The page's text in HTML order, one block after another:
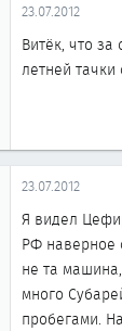
23.07.2012
Витёк, что
летней
23.07.2012
Я видел
РФ наверное
не та
много
пробегами.